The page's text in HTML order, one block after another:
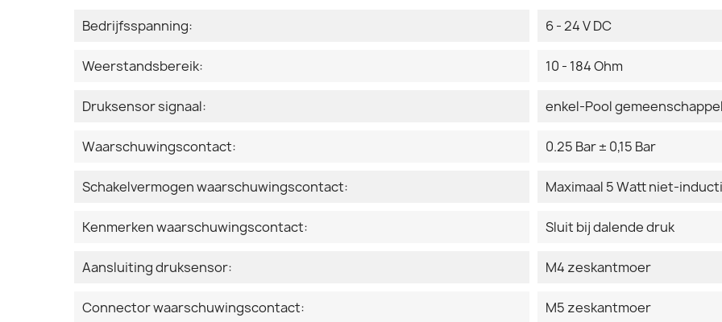
Bedrijfsspanning: 6 - 24 V DC
Weerstandsbereik: 10 - 184 Ohm
Druksensor signaal: enkel-Pool
Waarschuwingscontact: 0.25 Bar ± 0,15 Bar
Schakelvermogen waarschuwingscontact: Maximaal 5 Watt niet-
Kenmerken waarschuwingscontact: Sluit bij dalende druk
Aansluiting druksensor: M4 zeskantmoer
Connector waarschuwingscontact: M5 zeskantmoer